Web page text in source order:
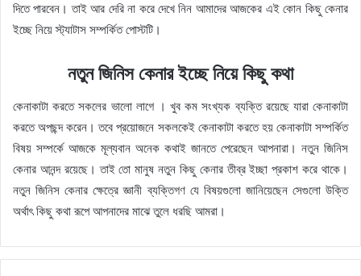
দিতে পারবেন। তাই আর দেরি না করে দেখে নিন আমাদের আজকের এই কোন কিছু কেনার
ইচ্ছে নিয়ে স্ট্যাটাস সম্পর্কিত পোস্টটি।
নতুন জিনিস কেনার ইচ্ছে নিয়ে কিছু কথা
কেনাকাটা করতে সকলের ভালো লাগে । খুব কম সংখ্যক ব্যক্তি রয়েছে যারা কেনাকাটা
করতে অপছন্দ করেন। তবে প্রয়োজনে সকলকেই কেনাকাটা করতে হয় কেনাকাটা সম্পর্কিত
বিষয় সম্পর্কে আজকে মূল্যবান অনেক কথাই জানতে পেরেছেন আপনারা। নতুন জিনিস
কেনার আনন্দ রয়েছে। তাই তো মানুষ নতুন কিছু কেনার তীব্র ইচ্ছা প্রকাশ করে থাকে।
নতুন জিনিস কেনার ক্ষেত্রে জ্ঞানী ব্যক্তিগণ যে বিষয়গুলো জানিয়েছেন সেগুলো উক্তি
অর্থাৎ কিছু কথা রূপে আপনাদের মাঝে তুলে ধরছি আমরা।